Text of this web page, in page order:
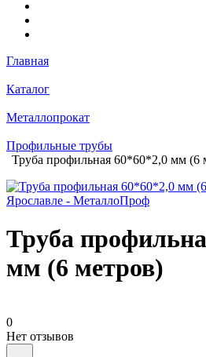
Главная
Каталог
Металлопрокат
Профильные трубы
Труба профильная 60*60*2,0 мм (6
Труба
мм (6 метров)
0
Нет отзывов